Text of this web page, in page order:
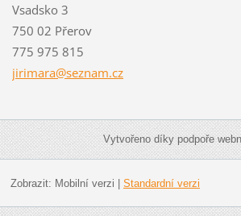
Vsadsko 3
750 02 Přerov
775 975 815
jirimara@seznam.cz
Vytvořeno díky podpoře
Zobrazit: Mobilní verzi Standardní verzi